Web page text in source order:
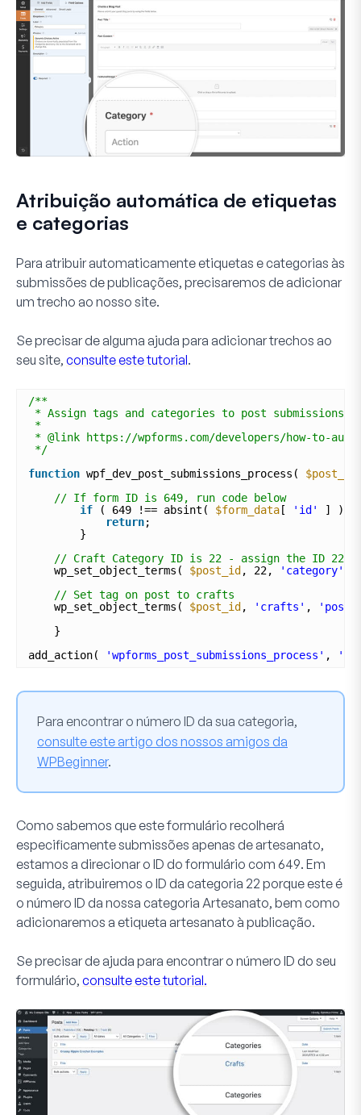
Atribuição automática de etiquetas
e categorias
Para atribuir automaticamente etiquetas e categorias às
submissões de publicações, precisaremos de adicionar
um trecho ao nosso site.
Se precisar de alguma ajuda para adicionar trechos ao
seu site, consulte este tutorial.
/**
* Assign tags and categories to post submissions
*
* @link https://wpforms.com/developers/how-to-
*/
function wpf_dev_post_submissions_process( $post_id
// If form ID is 649, run code below
if
( 649 !== absint( $form_data [ 'id'
] ) )
return;
}
// Craft Category ID is 22 - assign the ID 22
wp_set_object_terms( $post_id , 22, 'category'
// Set tag on post to crafts
wp_set_object_terms( $post_id , 'crafts' ,
}
add_action(
'wpforms_post_submissions_process' ,
Para encontrar o número ID da sua categoria,
consulte este artigo dos nossos amigos da
WPBeginner.
Como sabemos que este formulário recolherá
especificamente submissões apenas de artesanato,
estamos a direcionar o ID do formulário com 649. Em
seguida, atribuiremos o ID da categoria 22 porque este é
o número ID da nossa categoria Artesanato, bem como
adicionaremos a etiqueta artesanato à publicação.
Se precisar de ajuda para encontrar o número ID do seu
formulário, consulte este tutorial.